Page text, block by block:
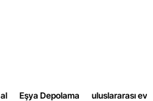
Eşya Depolama uluslararası